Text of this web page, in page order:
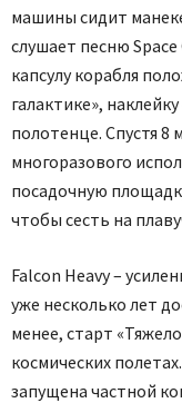
машины сидит
слушает песню
капсулу корабля
галактике»,
полотенце. Спустя 8
многоразового
посадочную
чтобы сесть на
Falcon Heavy –
уже несколько лет
менее, старт
космических
запущена частной